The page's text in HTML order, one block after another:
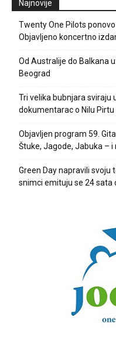
Najnovije
Twenty One Pilots
Objavljeno koncertno
Od Australije do Balkana
Beograd
Tri velika bubnjara sviraju
dokumentarac o Nilu Pirtu
Objavljen program 59.
Štuke, Jagode, Jabuka –
Green Day napravili svoju
snimci emituju se 24 sata